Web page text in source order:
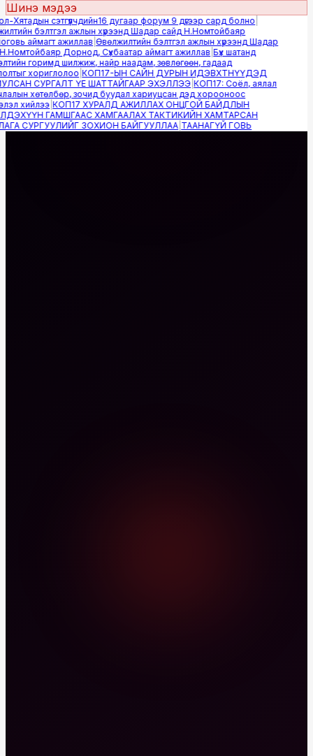
Шинэ мэдээ
сэтгүүлчдийн16 дугаар форум 9 дүгээр сард болно|
бэлтгэл ажлын хүрээнд Шадар сайд Н.Номтойбаяр
аймагт ажиллав|Өвөлжилтийн бэлтгэл ажлын хүрээнд Шадар
Дорнод, Сүхбаатар аймагт ажиллав|Бүх шатанд
горимд шилжиж, найр наадам, зөвлөгөөн, гадаад
хориглолоо|КОП17-ЫН САЙН ДУРЫН ИДЭВХТНҮҮДЭД
СУРГАЛТ ҮЕ ШАТТАЙГААР ЭХЭЛЛЭЭ|КОП17: Соёл, аялал
хөтөлбөр, зочид буудал хариуцсан дэд хорооноос
хийлээ|КОП17 ХУРАЛД АЖИЛЛАХ ОНЦГОЙ БАЙДЛЫН
ГАМШГААС ХАМГААЛАХ ТАКТИКИЙН ХАМТАРСАН
СУРГУУЛИЙГ ЗОХИОН БАЙГУУЛЛАА|ТААНАГҮЙ ГОВЬ